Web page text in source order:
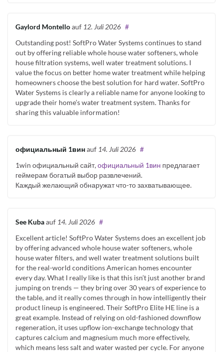
Gaylord Montelloauf 12. Juli 2026 #
Outstanding post! SoftPro Water Systems continues to stand
out by offering reliable whole house water softeners, whole
house filtration systems, well water treatment solutions. I
value the focus on better home water treatment while helping
homeowners choose the best solution for hard water. SoftPro
Water Systems is clearly a reliable name for anyone looking to
upgrade their home’s water treatment system. Thanks for
sharing this valuable information!
официальный 1винauf 14. Juli 2026 #
1win официальный сайт,официальный 1вин предлагает
геймерам богатый выбор развлечений.
Каждый желающий обнаружат что-то захватывающее.
See Kubaauf 14. Juli 2026 #
Excellent article! SoftPro Water Systems does an excellent job
by offering advanced whole house water softeners, whole
house water filters, and well water treatment solutions built
for the real-world conditions American homes encounter
every day. What I really like is that this isn’t just another brand
jumping on trends — they bring over 30 years of experience to
the table, and it really comes through in how intelligently their
product lineup is engineered. Their SoftPro Elite HE line is a
great example. Instead of relying on old-fashioned downflow
regeneration, it uses upflow ion-exchange technology that
captures calcium and magnesium much more effectively,
which means less salt and water wasted per cycle. For anyone